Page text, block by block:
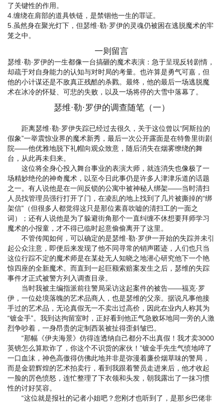
了关键性的作用。
4.缠绕在肩部的道具铁链，是禁锢他一生的罪证。
5.虽然身在聚光灯下，但瑟维·勒·罗伊的灵魂仍被困在逃脱魔术的牢
笼之中。
一则留言
瑟维·勒·罗伊的一生都像一台搞砸的魔术表演：急于呈现反转剧情，
却疏于对自身能力的认知与对时局的考量。也许算是勇气可嘉，但
他的小计谋还是不敌真正残酷的杀戮。最终，他的最后一场逃脱魔
术在冰冷的怀疑、可悲的失败，以及一场将停的大雪中落幕了。
瑟维·勒·罗伊的调查随笔（一）
距离瑟维·勒·罗伊失踪已经过去很久，关于这位曾以“阿斯拉的
假象”一举震惊业界的魔术新秀，最后一次公开露面是在特鲁里街剧
院——他优雅地脱下礼帽向观众致意，随后消失在烟雾缭绕的舞
台，从此再未归来。
这位将全身心投入舞台事业的表演大师，就连消失也像极了一
场精妙绝伦的神奇魔术，以至今日此事仍是许多人津津乐道的话题
之一。有人说他是在一间反锁的公寓中被神秘人绑架——当时清扫
人员找管理员强行打开了门，在凌乱的地上找到了几片被撕掉的“绑
架信”（但很多人都觉得这只是那位素喜吹嘘的清扫工的一面之
词）；还有人说他是为了躲避街角那个一直纠缠不休想要拜师学习
魔术的小报童，才不得已临时起意偷偷离开了这里。
不管传闻如何，可以确定的是瑟维·勒·罗伊一开始的失踪并未引
起公众注意，即便后来发现了他不同寻常的销声匿迹，人们也只当
这位行踪不定的魔术师是在某处无人知晓之地潜心研究他下一个艳
惊四座的全新魔术。而直到一起巨额索赔案发生之后，瑟维的失踪
事件才正式被警方列入调查目录。
当时我被主编指派前往警局采访这起案件的被告——福克·罗
伊，一位处境落魄的艺术品商人，也是瑟维的父亲。据说凡事他接
手过的艺术品，无论真假无一不卖出过高价，因此在业内人称其为
“镀金手”。我到达拘留室时，正好看到他正气急败坏地同一旁的人激
烈争吵着，一身昂贵的定制西装被扯得歪斜皱巴。
“那幅《伊夫海景》仿得连透纳自己都分不出真假！我才卖3000
英镑怎么算欺诈了，你这个不识货的家伙！”镀金手先生气愤地啐了
一口血沫，神色高傲得仿佛此地并非是弥漫着廉价烟草味的警局，
而是金碧辉煌的艺术拍卖行，看到我跟着警员走进来后，他才收起
一脸的厉色愤怒，连忙整理了下衣领和头发，朝我露出了一抹习惯
性的讨好笑容。
“这位就是报社的记者小姐吧？您刚才也听到了，是那乡巴佬非